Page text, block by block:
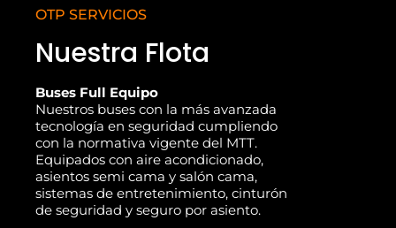
OTP SERVICIOS
Nuestra Flota
Buses Full Equipo
Nuestros buses con la más avanzada
tecnología en seguridad cumpliendo
con la normativa vigente del MTT.
Equipados con aire acondicionado,
asientos semi cama y salón cama,
sistemas de entretenimiento, cinturón
de seguridad y seguro por asiento.